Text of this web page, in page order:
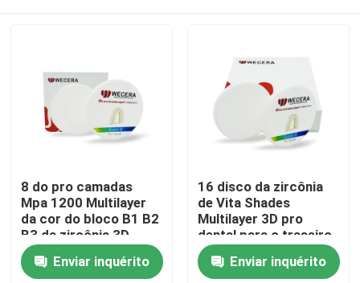
Para casa
Produtos
8 do pro camadas
Mpa 1200 Multilayer
da cor do bloco B1 B2
B3 da zircônia 3D
D98*18mm
Enviar inquérito
16 disco da zircônia
de Vita Shades
Multilayer 3D pro
dental para o traseiro
anterior
Enviar inquérito